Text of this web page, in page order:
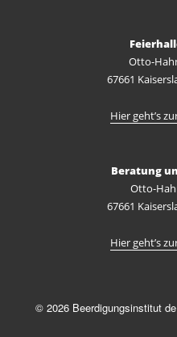
Otto-
67661
Hier geht’s
Beratung
Otto-
67661
Hier geht’s
© 2026 Beerdigungsinstitut